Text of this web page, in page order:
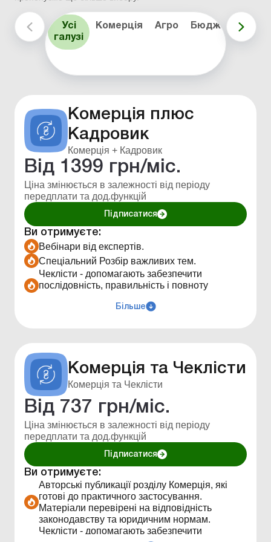
розрахунків.
Правова база всіх документів в електронному
вигляді з системою пошуку.
Особиста електронна бібліотека —створення
папок з інформацією яка потрібна постійній
основі.
Налаштування розсилок за темами та
новинами.
Персональний супровід менеджером по
використанню сервісів Uteka.
Світ позитиву - щомісячні позитивні шпалери-
календар на робочий стіл.
Усі
галузі
Комерція Агро Бюджет
Комерція плюс
Кадровик
Комерція + Кадровик
Від 1399 грн/міс.
Ціна змінюється в залежності від періоду
передплати та дод.функцій
Підписатися
Ви отримуєте:
Вебінари від експертів.
Спеціальний Розбір важливих тем.
Чеклісти - допомагають забезпечити
послідовність, правильність і повноту
Авторські публикації розділів Комерція та
нормам.
Консультаційна лінія від експертів за
графіком.
Форми, бланки та шаблони для скачування з
інструкцією по заповненню.
Створення віджетів під свій запит.
Фільтр матеріалів по функціоналу, рубрикам,
темам.
Календар бухгалтера у форматі таблиці зі
статтями по темі.
Перелік бухгалтерських показників та
констант для розрахунків.
Калькулятори для бухгалтерських
розрахунків.
Правова база всіх документів в електронному
вигляді з системою пошуку.
Більше
Комерція та Чеклісти
Комерція та Чеклісти
Від 737 грн/міс.
Ціна змінюється в залежності від періоду
передплати та дод.функцій
Підписатися
Ви отримуєте:
Авторські публикації розділу Комерція, які
готові до практичного застосування.
Матеріали перевірені на відповідність
законодавству та юридичним нормам.
Чеклісти - допомагають забезпечити